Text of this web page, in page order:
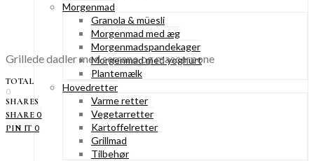
Morgenmad
Granola & müesli
Morgenmad med æg
Morgenmadspandekager
Morgenmad med yoghurt
Plantemælk
Hovedretter
Varme retter
Vegetarretter
Kartoffelretter
Grillmad
Tilbehør
Grillede dadler med serrano og mascarpone
TOTAL
0
SHARES
SHARE 0
PIN IT 0